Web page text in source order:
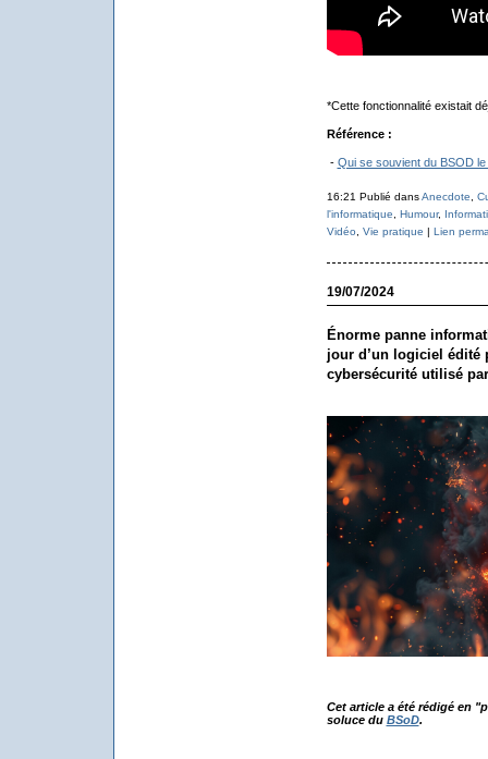
*Cette fonctionnalité existait
Référence :
- Qui se souvient du BSOD
16:21 Publié dansAnecdote
l'informatique
Humour,
Vidéo
Vie pratique | Lien
19/07/2024
Énorme panne
jour d’un logiciel édité
cybersécurité utilisé
Cet article a été rédigé en
soluce du BSoD.